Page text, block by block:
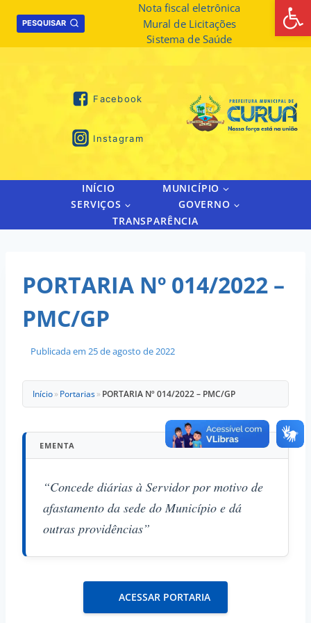
PESQUISAR
Nota fiscal eletrônica
Mural de Licitações
Sistema de Saúde
Facebook
Instagram
INÍCIO
MUNICÍPIO
SERVIÇOS
GOVERNO
TRANSPARÊNCIA
PORTARIA Nº 014/2022 –
PMC/GP
Publicada em 25 de agosto de 2022
Início» Portarias» PORTARIA Nº 014/2022 – PMC/GP
EMENTA
“Concede diárias à Servidor por motivo de
afastamento da sede do Município e dá
outras providências”
ACESSAR PORTARIA